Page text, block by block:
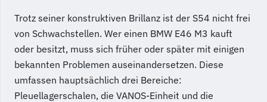
Trotz seiner konstruktiven Brillanz ist der S54 nicht frei
von Schwachstellen. Wer einen BMW E46 M3 kauft
oder besitzt, muss sich früher oder später mit einigen
bekannten Problemen auseinandersetzen. Diese
umfassen hauptsächlich drei Bereiche:
Pleuellagerschalen, die VANOS-Einheit und die